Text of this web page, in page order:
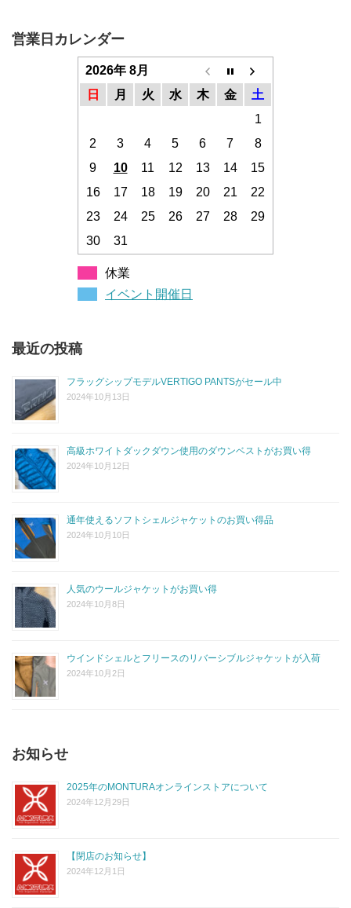
営業日カレンダー
2026年 8月
日
月 火 水 木 金
土
1
2
3 4 5 6 7
8
9
10 11 12 13 14
15
16
17 18 19 20 21
22
23
24 25 26 27 28
29
30
31
休業
イベント開催日
最近の投稿
フラッグシップモデルVERTIGO PANTSがセール中
2024年10月13日
高級ホワイトダックダウン使用のダウンベストがお買い得
2024年10月12日
通年使えるソフトシェルジャケットのお買い得品
2024年10月10日
人気のウールジャケットがお買い得
2024年10月8日
ウインドシェルとフリースのリバーシブルジャケットが入荷
2024年10月2日
お知らせ
2025年のMONTURAオンラインストアについて
2024年12月29日
【閉店のお知らせ】
2024年12月1日